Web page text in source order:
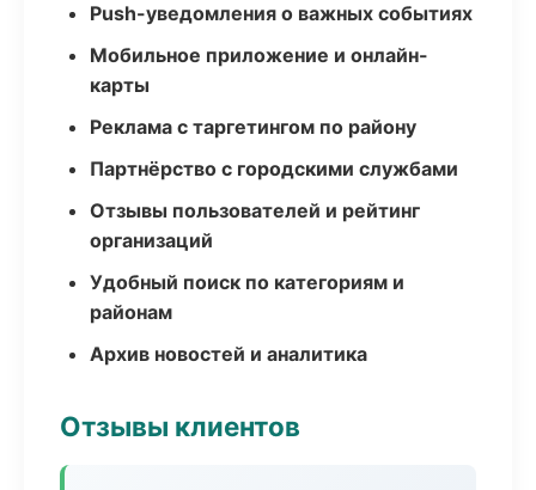
Push-уведомления о важных событиях
Мобильное приложение и онлайн-
карты
Реклама с таргетингом по району
Партнёрство с городскими службами
Отзывы пользователей и рейтинг
организаций
Удобный поиск по категориям и
районам
Архив новостей и аналитика
Отзывы клиентов